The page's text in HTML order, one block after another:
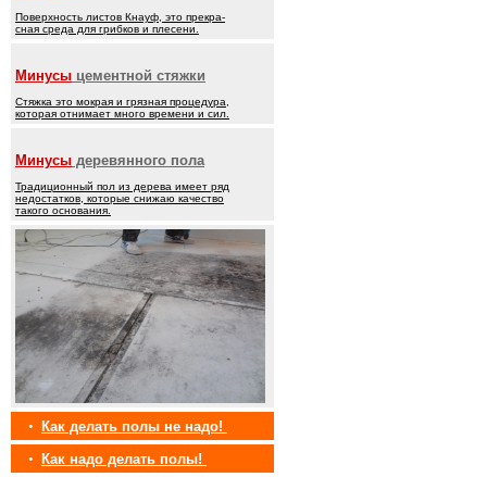
Поверхность листов Кнауф, это прекра-
сная среда для грибков и плесени.
Минусы цементной стяжки
Стяжка это мокрая и грязная процедура,
которая отнимает много времени и сил.
Минусы деревянного пола
Традиционный пол из дерева имеет ряд
недостатков, которые снижаю качество
такого основания.
•
Как делать полы не надо!
•
Как надо делать полы!